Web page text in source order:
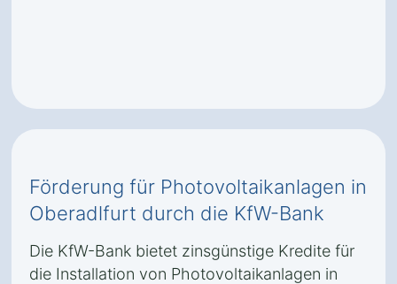
Förderung für Photovoltaikanlagen in
Oberadlfurt durch die KfW-Bank
Die KfW-Bank bietet zinsgünstige Kredite für
die Installation von Photovoltaikanlagen in